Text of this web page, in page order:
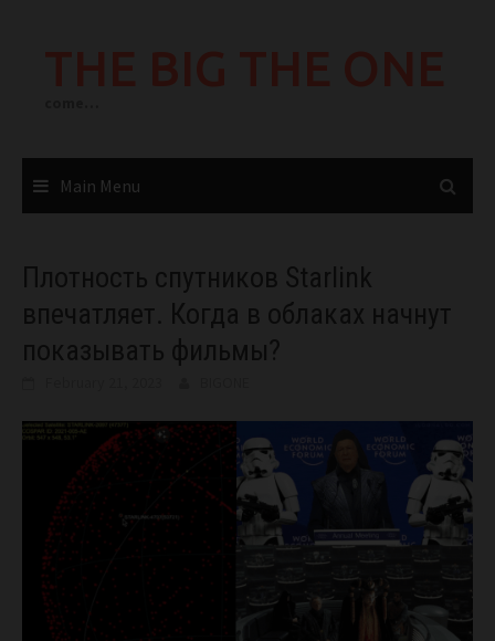
Main Menu
Плотность спутников Starlink
впечатляет. Когда в облаках начнут
показывать фильмы?